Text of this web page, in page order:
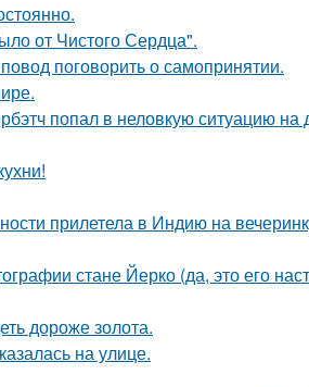
от Чистого Сердца".
поговорить о самопринятии.
попал в неловкую ситуацию на
прилетела в Индию на
стане Йерко (да, это его
дороже золота.
на улице.